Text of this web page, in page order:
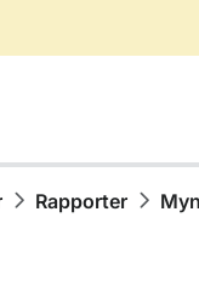
Rapporter